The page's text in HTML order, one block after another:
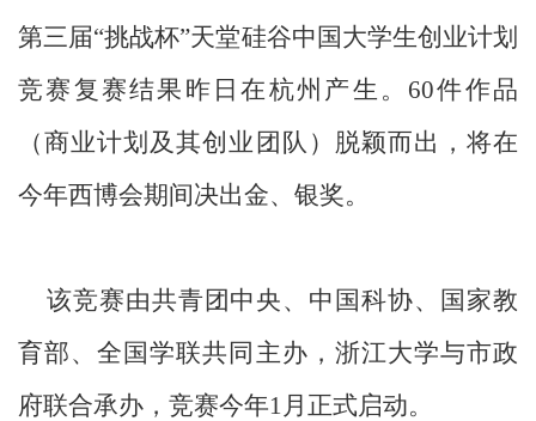
第三届“挑战杯”天堂硅谷中国大学生创业计划
竞赛复赛结果昨日在杭州产生。60件作品
（商业计划及其创业团队）脱颖而出，将在
今年西博会期间决出金、银奖。
该竞赛由共青团中央、中国科协、国家教
育部、全国学联共同主办，浙江大学与市政
府联合承办，竞赛今年1月正式启动。